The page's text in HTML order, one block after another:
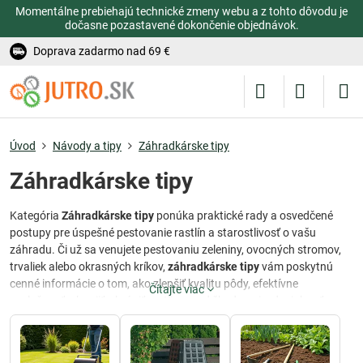
Momentálne prebiehajú technické zmeny webu a z tohto dôvodu je
dočasne pozastavené dokončenie objednávok.
Doprava zadarmo nad 69 €
Úvod Návody a tipy Záhradkárske tipy
Záhradkárske tipy
Kategória Záhradkárske tipy ponúka praktické rady a osvedčené
postupy pre úspešné pestovanie rastlín a starostlivosť o vašu
záhradu. Či už sa venujete pestovaniu zeleniny, ovocných stromov,
trvaliek alebo okrasných kríkov, záhradkárske tipyvám poskytnú
cenné informácie o tom, ako zlepšiť kvalitu pôdy, efektívne
bohatú úrodu. Tieto rady sú určené pre začínajúcich aj skúsených
záhradkárov, ktorí túžia po krásnej, produktívnej a zdravšej záhrade
počas celého roka.
Čítajte viac